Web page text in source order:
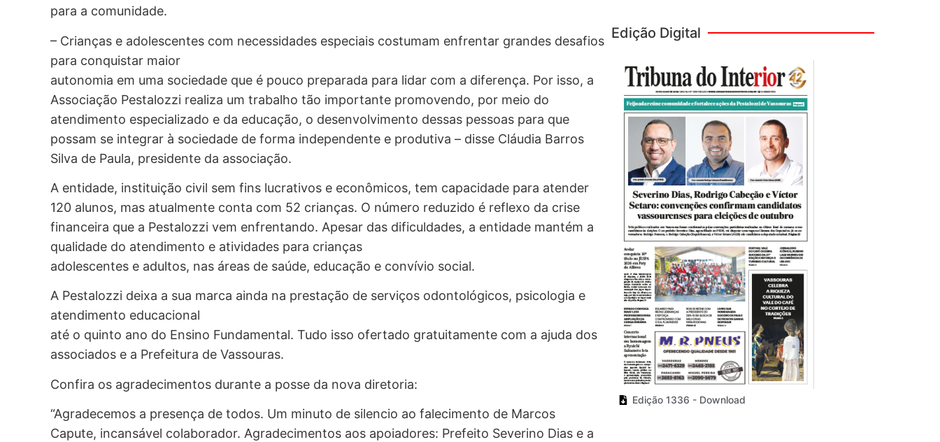
para a comunidade.
– Crianças e adolescentes com necessidades especiais costumam enfrentar grandes desafios
para conquistar maior
autonomia em uma sociedade que é pouco preparada para lidar com a diferença. Por isso, a
Associação Pestalozzi realiza um trabalho tão importante promovendo, por meio do
atendimento especializado e da educação, o desenvolvimento dessas pessoas para que
possam se integrar à sociedade de forma independente e produtiva – disse Cláudia Barros
Silva de Paula, presidente da associação.
A entidade, instituição civil sem fins lucrativos e econômicos, tem capacidade para atender
120 alunos, mas atualmente conta com 52 crianças. O número reduzido é reflexo da crise
financeira que a Pestalozzi vem enfrentando. Apesar das dificuldades, a entidade mantém a
qualidade do atendimento e atividades para crianças
adolescentes e adultos, nas áreas de saúde, educação e convívio social.
A Pestalozzi deixa a sua marca ainda na prestação de serviços odontológicos, psicologia e
atendimento educacional
até o quinto ano do Ensino Fundamental. Tudo isso ofertado gratuitamente com a ajuda dos
associados e a Prefeitura de Vassouras.
Confira os agradecimentos durante a posse da nova diretoria:
“Agradecemos a presença de todos. Um minuto de silencio ao falecimento de Marcos
Capute, incansável colaborador. Agradecimentos aos apoiadores: Prefeito Severino Dias e a
Edição Digital
Edição 1336 - Download